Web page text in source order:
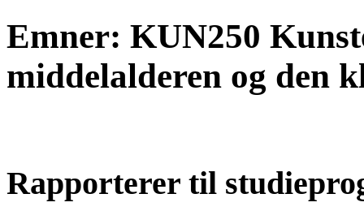
Emner: KUN250
middelalderen og den
Rapporterer til